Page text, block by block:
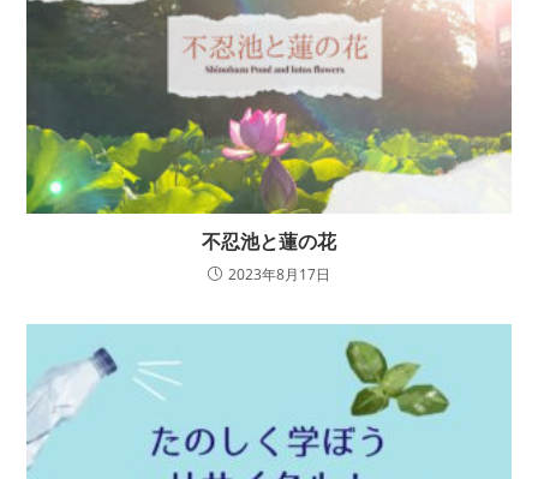
不忍池と蓮の花
2023年8月17日